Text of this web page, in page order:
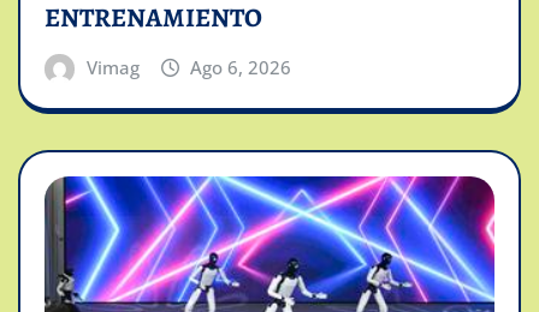
ENTRENAMIENTO
Vimag Ago 6, 2026